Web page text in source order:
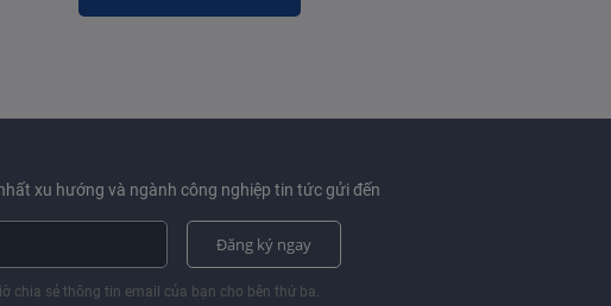
xu hướng và ngành công nghiệp tin tức gửi đến
Đăng ký ngay
chia sẻ thông tin email của bạn cho bên thứ ba.